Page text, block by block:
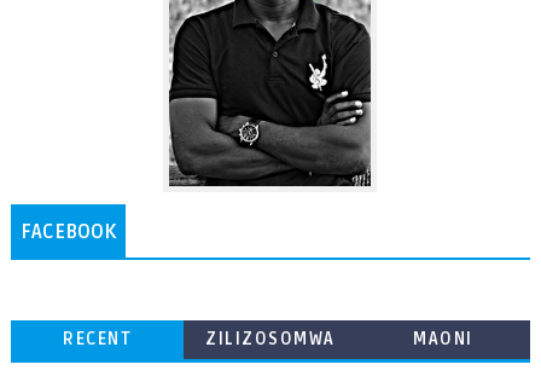
FACEBOOK
RECENT
ZILIZOSOMWA
MAONI